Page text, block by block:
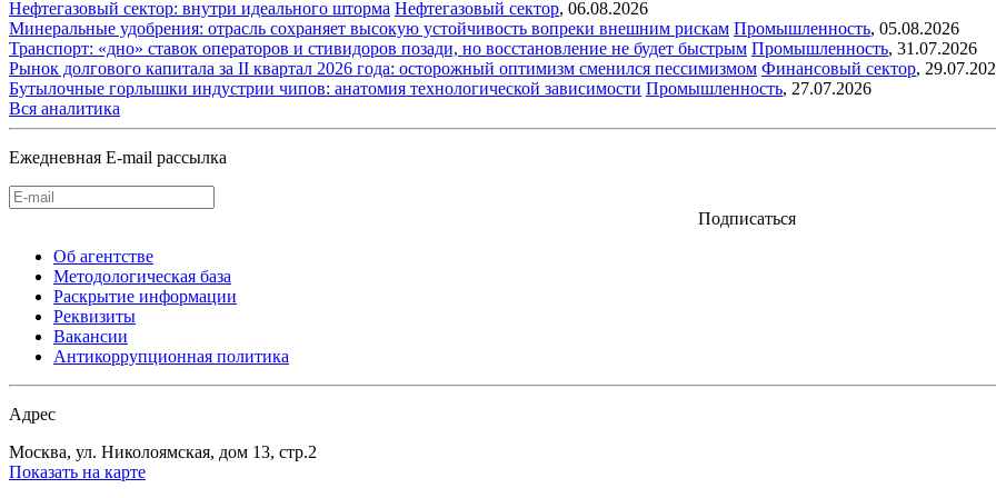
Нефтегазовый сектор: внутри идеального шторма Нефтегазовый сектор, 06.08.2026
Минеральные удобрения: отрасль сохраняет высокую устойчивость вопреки внешним рискам Промышленность, 05.08.2026
Транспорт: «дно» ставок операторов и стивидоров позади, но восстановление не будет быстрым Промышленность, 31.07.2026
Рынок долгового капитала за II квартал 2026 года: осторожный оптимизм сменился пессимизмом Финансовый сектор,
Бутылочные горлышки индустрии чипов: анатомия технологической зависимости Промышленность, 27.07.2026
Вся аналитика
Ежедневная E-mail рассылка
Подписаться
Об агентстве
Методологическая база
Раскрытие информации
Реквизиты
Вакансии
Антикоррупционная политика
Адрес
Москва, ул. Николоямская, дом 13, стр.2
Показать на карте